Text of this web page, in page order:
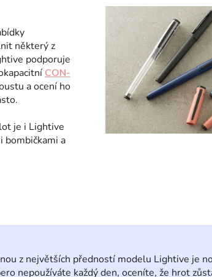
některý z
podporuje
CON-
a ocení ho
je i Lightive
bombičkami a
z největších předností modelu Lightive je
nepoužíváte každý den, oceníte, že hrot